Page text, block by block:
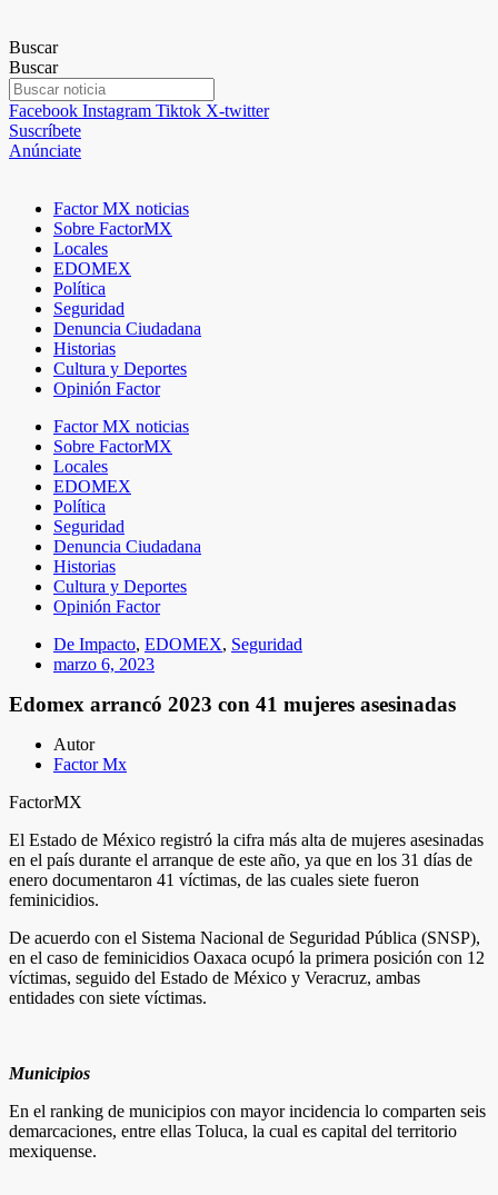
Buscar
Buscar
Facebook Instagram Tiktok X-twitter
Suscríbete
Anúnciate
Factor MX noticias
Sobre FactorMX
Locales
EDOMEX
Política
Seguridad
Denuncia Ciudadana
Historias
Cultura y Deportes
Opinión Factor
Factor MX noticias
Sobre FactorMX
Locales
EDOMEX
Política
Seguridad
Denuncia Ciudadana
Historias
Cultura y Deportes
Opinión Factor
De Impacto, EDOMEX, Seguridad
marzo 6, 2023
Edomex arrancó 2023 con 41 mujeres asesinadas
Autor
Factor Mx
FactorMX
El Estado de México registró la cifra más alta de mujeres asesinadas
en el país durante el arranque de este año, ya que en los 31 días de
enero documentaron 41 víctimas, de las cuales siete fueron
feminicidios.
De acuerdo con el Sistema Nacional de Seguridad Pública (SNSP),
en el caso de feminicidios Oaxaca ocupó la primera posición con 12
víctimas, seguido del Estado de México y Veracruz, ambas
entidades con siete víctimas.
Municipios
En el ranking de municipios con mayor incidencia lo comparten seis
demarcaciones, entre ellas Toluca, la cual es capital del territorio
mexiquense.